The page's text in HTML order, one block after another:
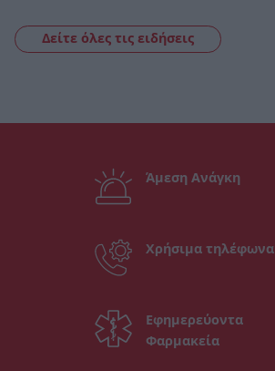
Δείτε όλες τις ειδήσεις
Άμεση Ανάγκη
Χρήσιμα τηλέφωνα
Εφημερεύοντα
Φαρμακεία